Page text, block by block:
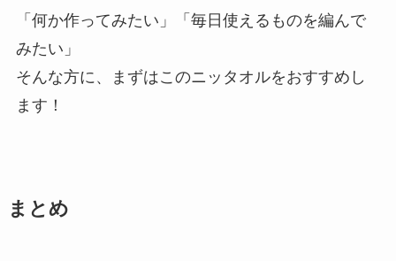
「何か作ってみたい」「毎日使えるものを編んで
みたい」
そんな方に、まずはこのニッタオルをおすすめし
ます！
まとめ